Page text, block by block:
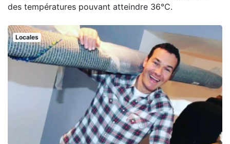
des températures pouvant atteindre 36°C.
Locales